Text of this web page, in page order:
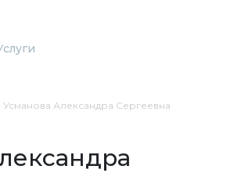
Усманова Александра Сергеевна